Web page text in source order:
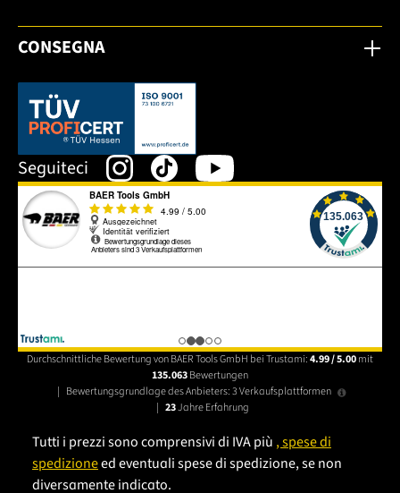
CONSEGNA
Dieser Link öffnet sich in einem neuen Tab.
Seguiteci
Durchschnittliche Bewertung von BAER Tools GmbH bei Trustami:4.99 / 5.00mit
135.063Bewertungen
| Bewertungsgrundlage des Anbieters: 3 Verkaufsplattformen
| 23Jahre Erfahrung
Tutti i prezzi sono comprensivi di IVA più , spese di
spedizioneed eventuali spese di spedizione, se non
diversamente indicato.